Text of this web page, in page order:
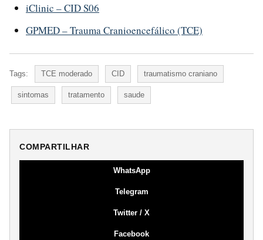
iClinic – CID S06
GPMED – Trauma Cranioencefálico (TCE)
Tags: TCE moderado CID traumatismo craniano
sintomas tratamento saude
COMPARTILHAR
WhatsApp
Telegram
Twitter / X
Facebook